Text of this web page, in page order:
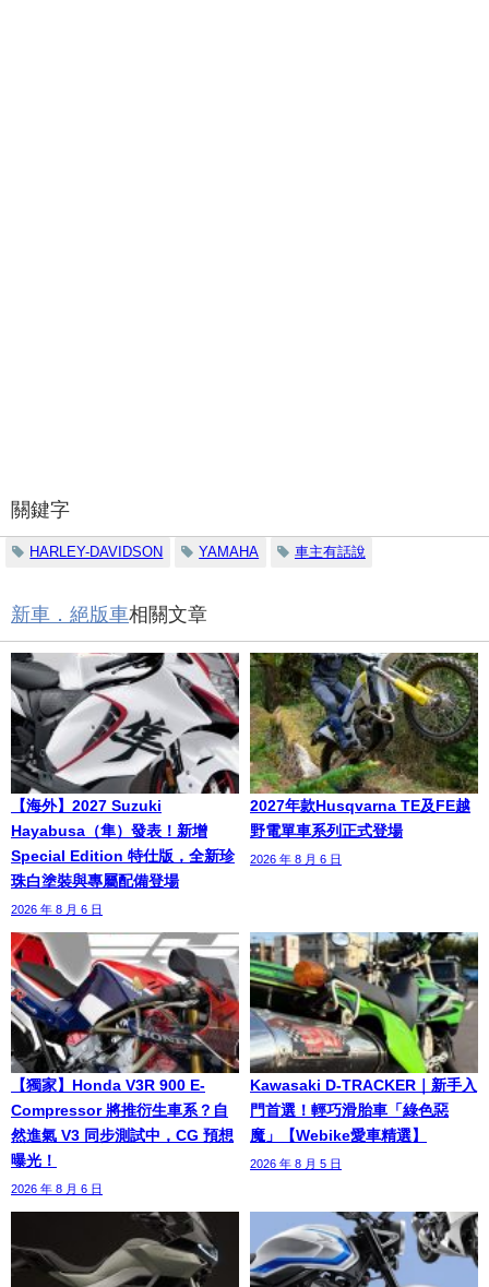
關鍵字
HARLEY-DAVIDSON YAMAHA 車主有話說
新車．絕版車相關文章
【海外】2027 Suzuki
Hayabusa（隼）發表！新增
Special Edition 特仕版，全新珍
珠白塗裝與專屬配備登場
2026 年 8 月 6 日
2027年款Husqvarna TE及FE越
野電單車系列正式登場
2026 年 8 月 6 日
【獨家】Honda V3R 900 E-
Compressor 將推衍生車系？自
然進氣 V3 同步測試中，CG 預想
曝光！
2026 年 8 月 6 日
Kawasaki D-TRACKER｜新手入
門首選！輕巧滑胎車「綠色惡
魔」【Webike愛車精選】
2026 年 8 月 5 日